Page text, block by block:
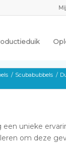
/ Scubabubbels /
unieke
om deze